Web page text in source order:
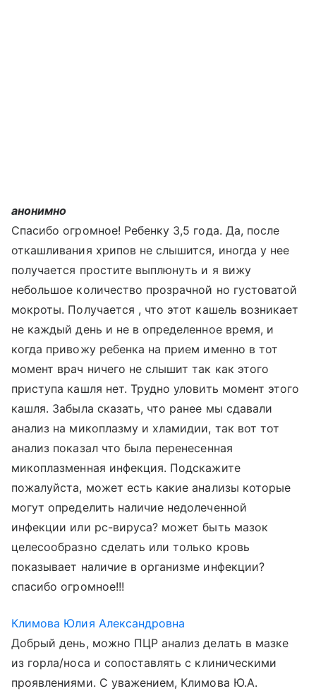
анонимно
Спасибо огромное! Ребенку 3,5 года. Да, после
откашливания хрипов не слышится, иногда у нее
получается простите выплюнуть и я вижу
небольшое количество прозрачной но густоватой
мокроты. Получается , что этот кашель возникает
не каждый день и не в определенное время, и
когда привожу ребенка на прием именно в тот
момент врач ничего не слышит так как этого
приступа кашля нет. Трудно уловить момент этого
кашля. Забыла сказать, что ранее мы сдавали
анализ на микоплазму и хламидии, так вот тот
анализ показал что была перенесенная
микоплазменная инфекция. Подскажите
пожалуйста, может есть какие анализы которые
могут определить наличие недолеченной
инфекции или рс-вируса? может быть мазок
целесообразно сделать или только кровь
показывает наличие в организме инфекции?
спасибо огромное!!!
Климова Юлия Александровна
Добрый день, можно ПЦР анализ делать в мазке
из горла/носа и сопоставлять с клиническими
проявлениями. С уважением, Климова Ю.А.